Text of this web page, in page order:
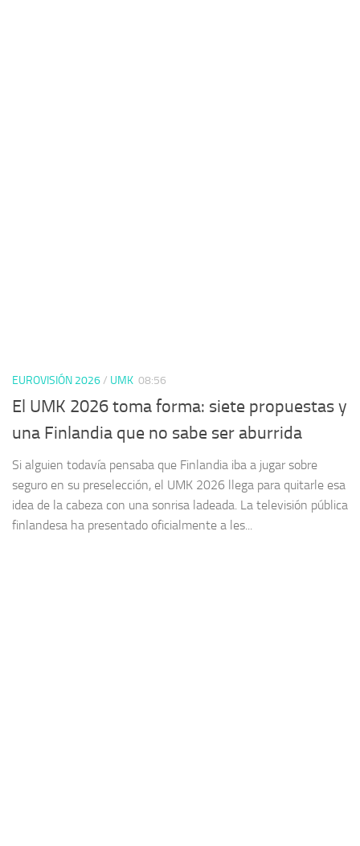
EUROVISIÓN 2026/ UMK 08:56
El UMK 2026 toma forma: siete propuestas y
una Finlandia que no sabe ser aburrida
Si alguien todavía pensaba que Finlandia iba a jugar sobre
seguro en su preselección, el UMK 2026 llega para quitarle esa
idea de la cabeza con una sonrisa ladeada. La televisión pública
finlandesa ha presentado oficialmente a les...